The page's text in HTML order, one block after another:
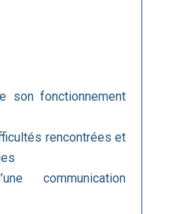
son fonctionnement
rencontrées et
communication